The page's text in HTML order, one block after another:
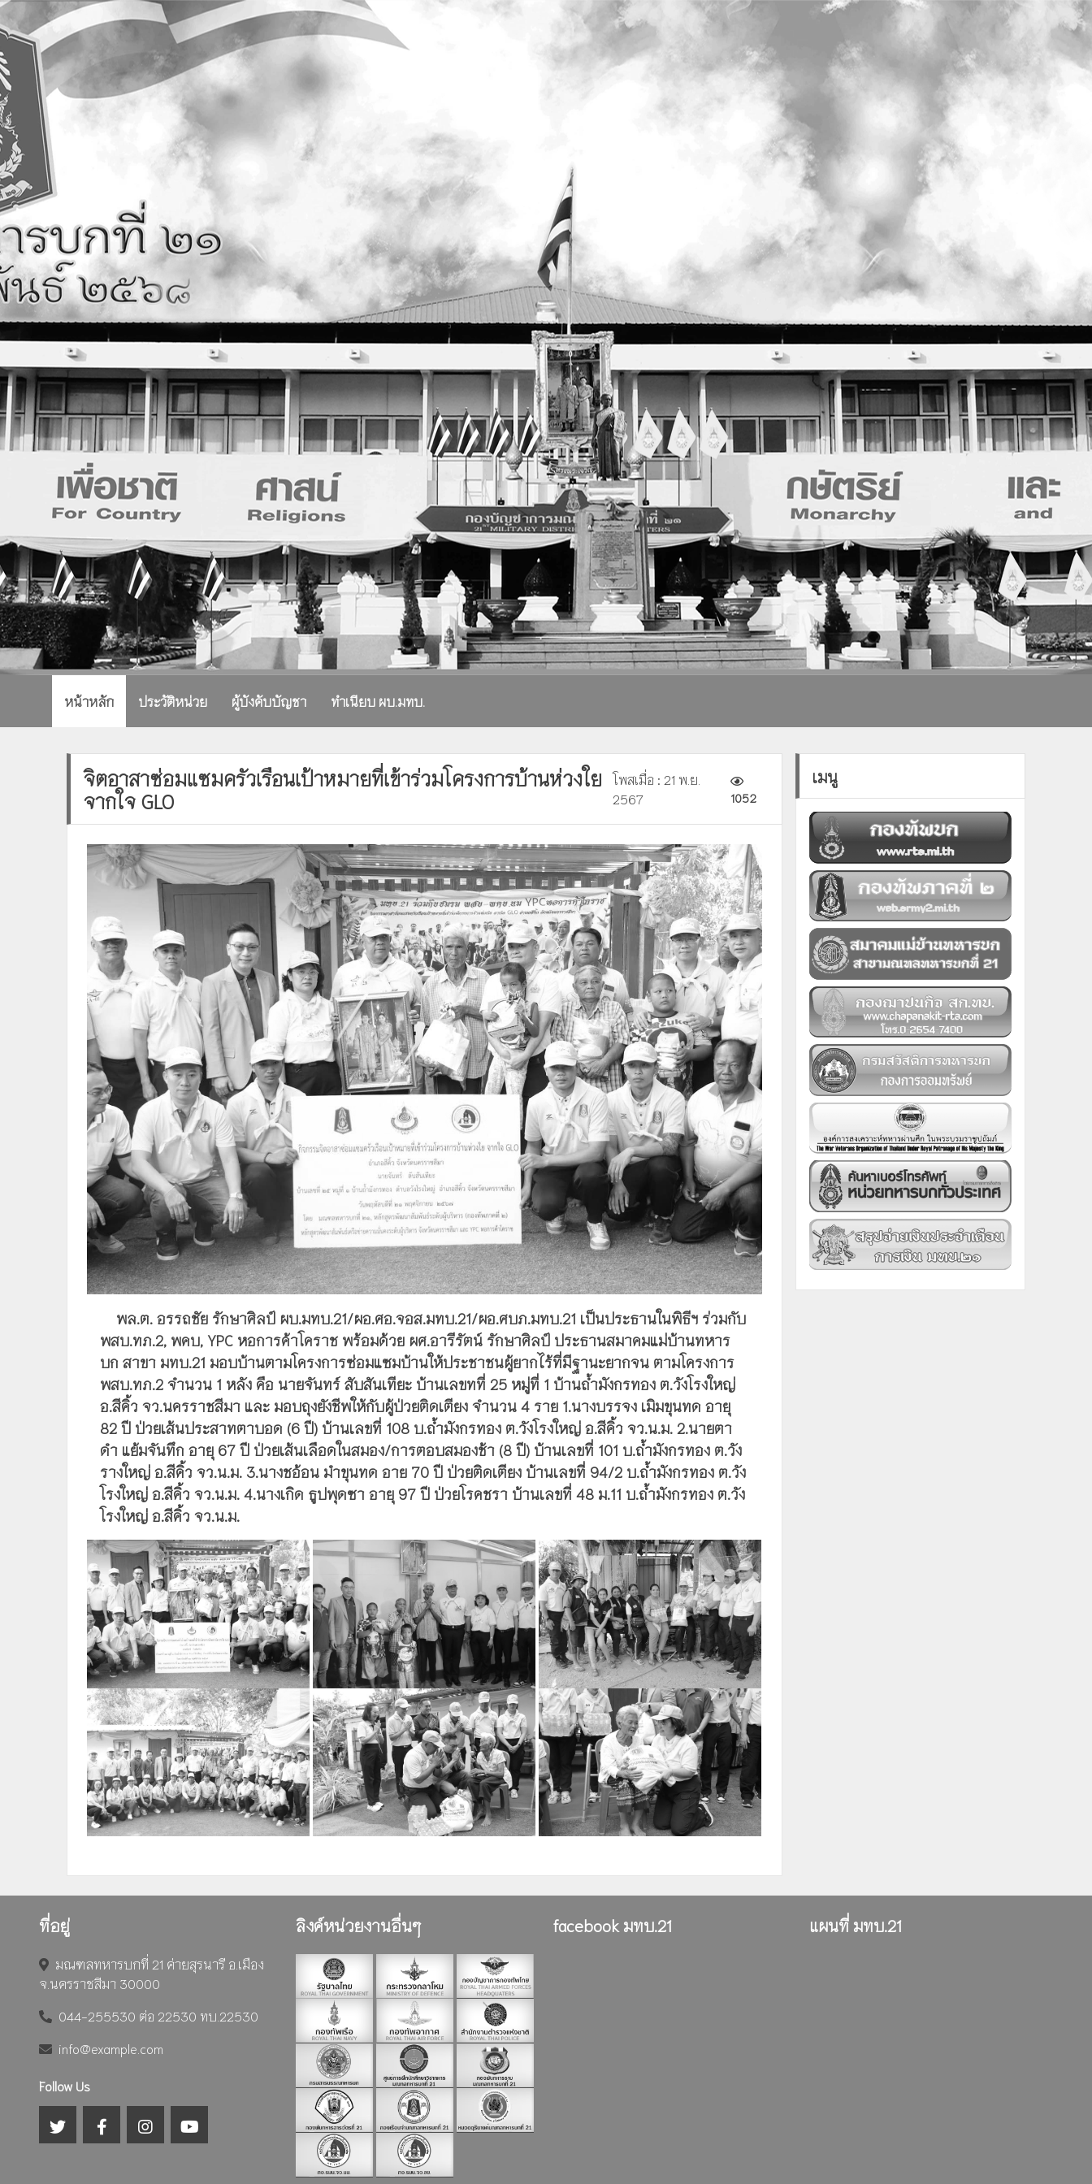
หน้าหลัก ประวัติหน่วย ผู้บังคับบัญชา ทำเนียบ ผบ.มทบ.
จิตอาสาซ่อมแซมครัวเรือนเป้าหมายที่เข้าร่วมโครงการบ้านห่วงใย
จากใจ GLO
โพสเมื่อ : 21 พ.ย.
2567
1052
พล.ต. อรรถชัย รักษาศิลป์ ผบ.มทบ.21/ผอ.ศอ.จอส.มทบ.21/ผอ.ศบภ.มทบ.21 เป็นประธานในพิธีฯ ร่วมกับ
พสบ.ทภ.2, พคบ, YPC หอการค้าโคราช พร้อมด้วย ผศ.อารีรัตน์ รักษาศิลป์ ประธานสมาคมแม่บ้านทหาร
บก สาขา มทบ.21 มอบบ้านตามโครงการซ่อมแซมบ้านให้ประชาชนผู้ยากไร้ที่มีฐานะยากจน ตามโครงการ
พสบ.ทภ.2 จำนวน 1 หลัง คือ นายจันทร์ สับสันเทียะ บ้านเลขทที่ 25 หมู่ที่ 1 บ้านถ้ำมังกรทอง ต.วังโรงใหญ่
อ.สีคิ้ว จว.นครราชสีมา และ มอบถุงยังชีพให้กับผู้ป่วยติดเตียง จำนวน 4 ราย 1.นางบรรจง เมิมขุนทด อายุ
82 ปี ป่วยเส้นประสาทตาบอด (6 ปี) บ้านเลขที่ 108 บ.ถ้ำมังกรทอง ต.วังโรงใหญ่ อ.สีคิ้ว จว.น.ม. 2.นายตา
ดำ แย้มจันทึก อายุ 67 ปี ป่วยเส้นเลือดในสมอง/การตอบสมองช้า (8 ปี) บ้านเลขที่ 101 บ.ถ้ำมังกรทอง ต.วัง
รางใหญ่ อ.สีคิ้ว จว.น.ม. 3.นางชอ้อน มำขุนทด อาย 70 ปี ป่วยติดเตียง บ้านเลขที่ 94/2 บ.ถ้ำมังกรทอง ต.วัง
โรงใหญ่ อ.สีคิ้ว จว.น.ม. 4.นางเกิด ธูปพุดซา อายุ 97 ปี ป่วยโรคชรา บ้านเลขที่ 48 ม.11 บ.ถ้ำมังกรทอง ต.วัง
โรงใหญ่ อ.สีคิ้ว จว.น.ม.
เมนู
ที่อยู่
มณฑลทหารบกที่ 21 ค่ายสุรนารี อ.เมือง
จ.นครราชสีมา 30000
044-255530 ต่อ 22530 ทบ.22530
info@example.com
Follow Us
ลิงค์หน่วยงานอื่นๆ facebook มทบ.21 แผนที่ มทบ.21